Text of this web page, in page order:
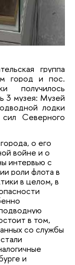
группа
город и пос.
получилось
3 музея: Музей
лодки
Северного
о его
войне и о
интервью с
роли флота в
в целом, в
в том,
со службы
и